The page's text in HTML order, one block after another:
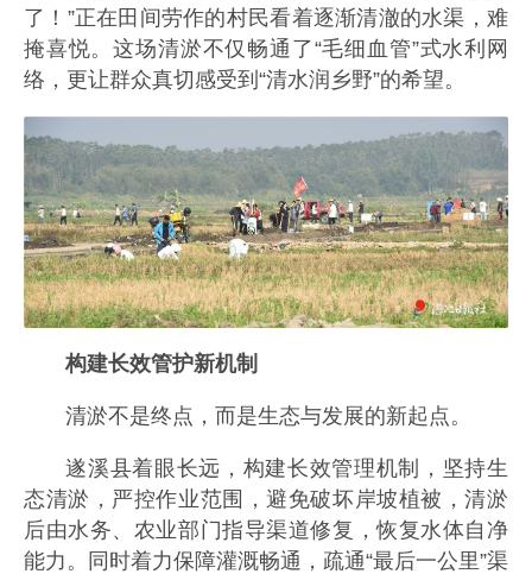
了！”正在田间劳作的村民看着逐渐清澈的水渠，难
掩喜悦。这场清淤不仅畅通了“毛细血管”式水利网
络，更让群众真切感受到“清水润乡野”的希望。
构建长效管护新机制
清淤不是终点，而是生态与发展的新起点。
遂溪县着眼长远，构建长效管理机制，坚持生
态清淤，严控作业范围，避免破坏岸坡植被，清淤
后由水务、农业部门指导渠道修复，恢复水体自净
能力。同时着力保障灌溉畅通，疏通“最后一公里”渠